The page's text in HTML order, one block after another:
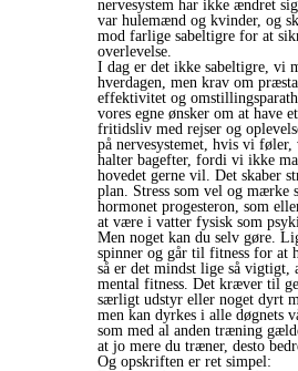
nervesystem har ikke ændret
var hulemænd og kvinder, og
mod farlige sabeltigre for at
overlevelse.
I dag er det ikke sabeltigre, vi
hverdagen, men krav om
effektivitet og
vores egne ønsker om at have
fritidsliv med rejser og
på nervesystemet, hvis vi
halter bagefter, fordi vi ikke
hovedet gerne vil. Det skaber
plan. Stress som vel og mærke
hormonet progesteron, som
at være i vatter fysisk som
Men noget kan du selv gøre.
spinner og går til fitness for at
så er det mindst lige så vigtigt,
mental fitness. Det kræver til
særligt udstyr eller noget dyrt
men kan dyrkes i alle døgnets
som med al anden træning
at jo mere du træner, desto
Og opskriften er ret simpel: